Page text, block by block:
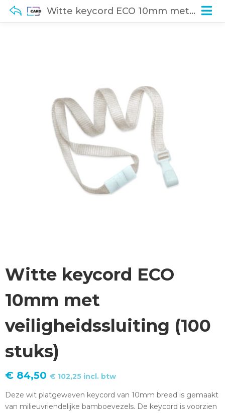
Witte keycord ECO 10mm met veiligheidssluiting (100 stuks)
Witte keycord ECO
10mm met
veiligheidssluiting (100
stuks)
€ 84,50 € 102,25 incl. btw
Deze wit platgeweven keycord van 10mm breed is gemaakt
van milieuvriendelijke bamboevezels. De keycord is voorzien